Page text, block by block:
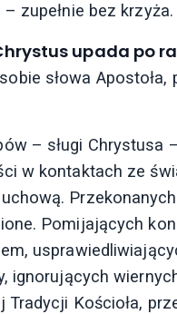
zupełnie bez krzyża.
upada po
słowa
– sługi
w kontaktach ze
Pomijających
ignorujących
Tradycji Kościoła,